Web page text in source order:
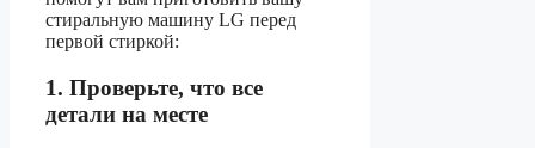
стиральную машину LG перед
первой стиркой:
1. Проверьте, что все
детали на месте